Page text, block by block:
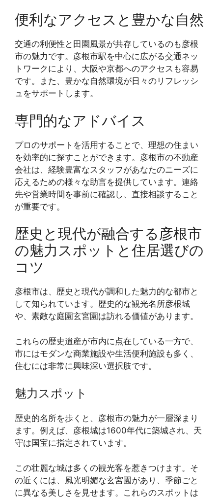
便利なアクセスと豊かな自然
交通の利便性と田園風景が共存しているのも彦根
市の魅力です。彦根市駅を中心に広がる交通ネッ
トワークにより、大阪や京都へのアクセスも容易
です。また、豊かな自然環境が日々のリフレッシ
ュをサポートします。
専門的なアドバイス
プロのサポートを活用することで、理想の住まい
を効率的に探すことができます。彦根市の不動産
会社は、経験豊富なスタッフがあなたのニーズに
応えるための様々な助言を提供しています。連絡
先や営業時間を事前に確認し、直接相談すること
が重要です。
歴史と現代が融合する彦根市
の魅力スポットと住居選びの
コツ
彦根市は、歴史と現代が調和した魅力的な都市と
して知られています。歴史的な観光名所彦根城
や、素敵な庭園玄宮園は訪れる価値があります。
これらの歴史遺産が市内に点在している一方で、
市にはモダンな商業施設や生活便利施設も多く、
住むには非常に興味深い選択肢です。
魅力スポット
歴史的名所を歩くと、彦根市の魅力が一層深まり
ます。例えば、彦根城は1600年代に築城され、天
守は国宝に指定されています。
この壮麗な城は多くの観光客を惹きつけます。そ
の近くには、風光明媚な玄宮園があり、季節ごと
に異なる美しさを見せます。これらのスポットは